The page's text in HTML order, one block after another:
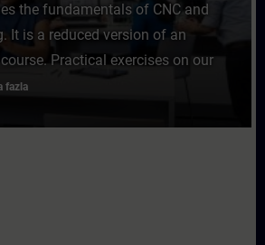
the fundamentals of CNC and
It is a reduced version of an
Practical exercises on our
fazla